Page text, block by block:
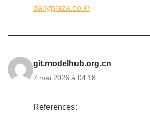
dailyplaza.co.kr
git.modelhub.org.cn
7 mai 2026 à 04:18
References: